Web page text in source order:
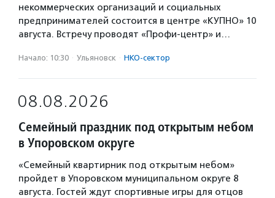
некоммерческих организаций и социальных
предпринимателей состоится в центре «КУПНО» 10
августа. Встречу проводят «Профи-центр» и…
Начало: 10:30 · Ульяновск · НКО-сектор
08.08.2026
Семейный праздник под открытым небом
в Упоровском округе
«Семейный квартирник под открытым небом»
пройдет в Упоровском муниципальном округе 8
августа. Гостей ждут спортивные игры для отцов